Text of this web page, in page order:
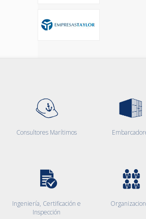
Consultores Marítimos
Ingeniería, Certificación e
Inspección